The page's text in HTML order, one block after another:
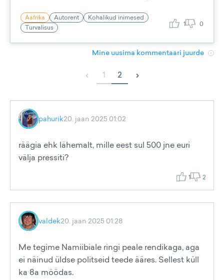
Aafrika Autorent
Kohalikud inimesed
Turvalisus
1 0
Mine uusima kommentaari juurde
‹ 1 2 ›
pahurik20. jaan 2025 01:02
räägia ehk lähemalt, mille eest sul 500 jne euri
välja pressiti?
1 2
valdek20. jaan 2025 01:28
Me tegime Namiibiale ringi peale rendikaga, aga
ei näinud üldse politseid teede ääres. Sellest küll
ka 8a möödas.